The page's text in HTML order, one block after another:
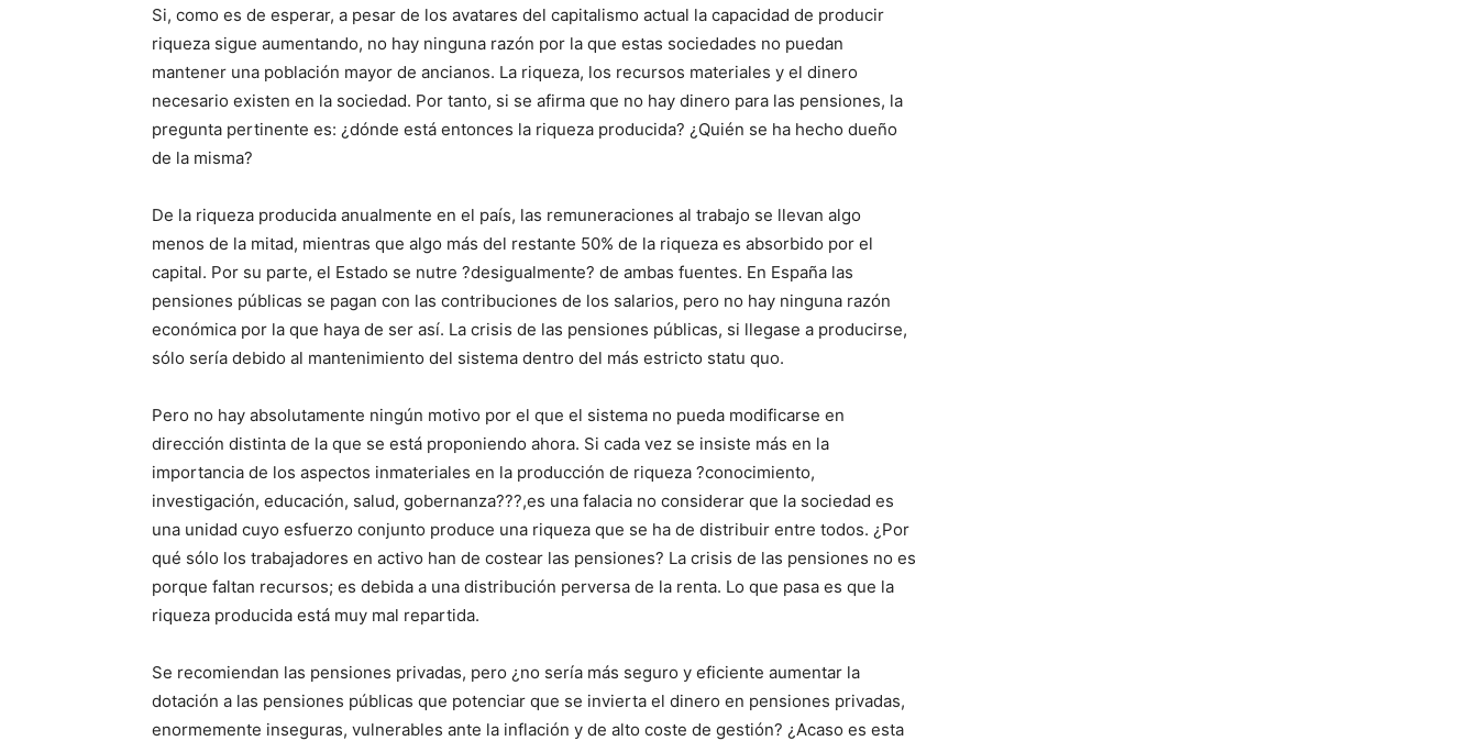
Si, como es de esperar, a pesar de los avatares del capitalismo actual la capacidad de producir
riqueza sigue aumentando, no hay ninguna razón por la que estas sociedades no puedan
mantener una población mayor de ancianos. La riqueza, los recursos materiales y el dinero
necesario existen en la sociedad. Por tanto, si se afirma que no hay dinero para las pensiones, la
pregunta pertinente es: ¿dónde está entonces la riqueza producida? ¿Quién se ha hecho dueño
de la misma?
De la riqueza producida anualmente en el país, las remuneraciones al trabajo se llevan algo
menos de la mitad, mientras que algo más del restante 50% de la riqueza es absorbido por el
capital. Por su parte, el Estado se nutre ?desigualmente? de ambas fuentes. En España las
pensiones públicas se pagan con las contribuciones de los salarios, pero no hay ninguna razón
económica por la que haya de ser así. La crisis de las pensiones públicas, si llegase a producirse,
sólo sería debido al mantenimiento del sistema dentro del más estricto statu quo.
Pero no hay absolutamente ningún motivo por el que el sistema no pueda modificarse en
dirección distinta de la que se está proponiendo ahora. Si cada vez se insiste más en la
importancia de los aspectos inmateriales en la producción de riqueza ?conocimiento,
investigación, educación, salud, gobernanza???,es una falacia no considerar que la sociedad es
una unidad cuyo esfuerzo conjunto produce una riqueza que se ha de distribuir entre todos. ¿Por
qué sólo los trabajadores en activo han de costear las pensiones? La crisis de las pensiones no es
porque faltan recursos; es debida a una distribución perversa de la renta. Lo que pasa es que la
riqueza producida está muy mal repartida.
Se recomiendan las pensiones privadas, pero ¿no sería más seguro y eficiente aumentar la
dotación a las pensiones públicas que potenciar que se invierta el dinero en pensiones privadas,
enormemente inseguras, vulnerables ante la inflación y de alto coste de gestión? ¿Acaso es esta